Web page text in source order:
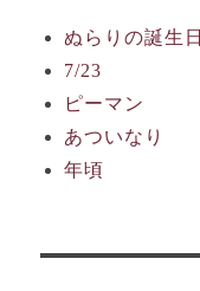
ぬらりの誕生日
7/23
ピーマン
あついなり
年頃